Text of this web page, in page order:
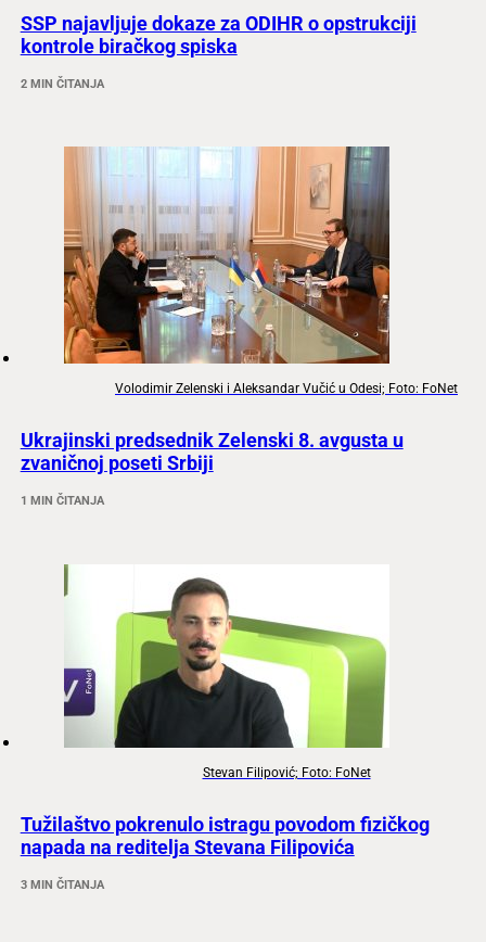
SSP najavljuje dokaze za ODIHR o opstrukciji
kontrole biračkog spiska
2 MIN ČITANJA
Volodimir Zelenski i Aleksandar Vučić u Odesi; Foto: FoNet
Ukrajinski predsednik Zelenski 8. avgusta u
zvaničnoj poseti Srbiji
1 MIN ČITANJA
Stevan Filipović; Foto: FoNet
Tužilaštvo pokrenulo istragu povodom fizičkog
napada na reditelja Stevana Filipovića
3 MIN ČITANJA